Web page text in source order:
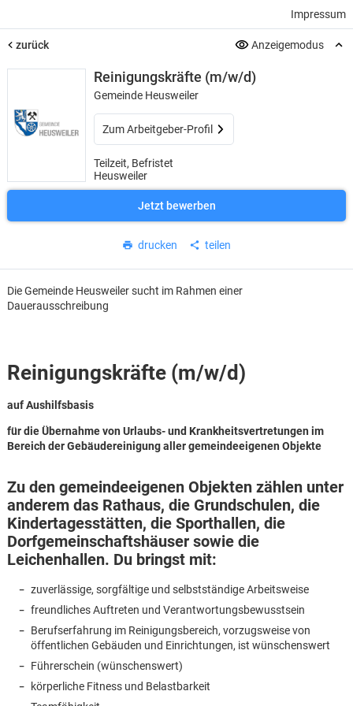
Impressum
zurück Anzeigemodus
Reinigungskräfte (m/w/d)
Gemeinde Heusweiler
Zum Arbeitgeber-Profil
Teilzeit, Befristet
Heusweiler
Jetzt bewerben
drucken teilen
Die Gemeinde Heusweiler sucht im Rahmen einer
Dauerausschreibung
Reinigungskräfte (m/w/d)
auf Aushilfsbasis
für die Übernahme von Urlaubs- und Krankheitsvertretungen im
Bereich der Gebäudereinigung aller gemeindeeigenen Objekte
Zu den gemeindeeigenen Objekten zählen unter
anderem das Rathaus, die Grundschulen, die
Kindertagesstätten, die Sporthallen, die
Dorfgemeinschaftshäuser sowie die
Leichenhallen. Du bringst mit:
zuverlässige, sorgfältige und selbstständige Arbeitsweise
freundliches Auftreten und Verantwortungsbewusstsein
Berufserfahrung im Reinigungsbereich, vorzugsweise von
öffentlichen Gebäuden und Einrichtungen, ist wünschenswert
Führerschein (wünschenswert)
körperliche Fitness und Belastbarkeit
Karte anzeigen